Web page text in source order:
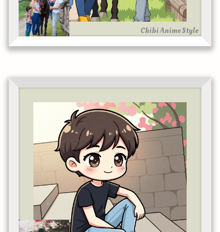
Chibi Anime Style